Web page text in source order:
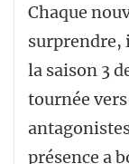
Chaque
surprendre,
la saison 3
tournée
présence a